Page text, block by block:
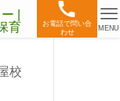
お電話で問い合
わせ
MENU